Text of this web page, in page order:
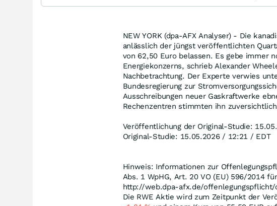
NEW YORK (dpa-AFX Analyser) - Die
anlässlich der jüngst veröffentlichten
von 62,50 Euro belassen. Es gebe immer
Energiekonzerns, schrieb Alexander
Nachbetrachtung. Der Experte verwies
Bundesregierung zur
Ausschreibungen neuer Gaskraftwerke
Rechenzentren stimmten ihn
Veröffentlichung der Original-Studie:
Original-Studie: 15.05.2026 / 12:21 / EDT
Hinweis: Informationen zur
Abs. 1 WpHG, Art. 20 VO (EU) 596/2014
http://web.dpa-afx.de/
Die RWE Aktie wird zum Zeitpunkt der